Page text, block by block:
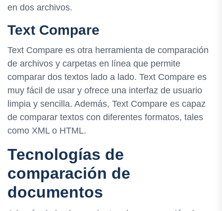
en dos archivos.
Text Compare
Text Compare es otra herramienta de comparación
de archivos y carpetas en línea que permite
comparar dos textos lado a lado. Text Compare es
muy fácil de usar y ofrece una interfaz de usuario
limpia y sencilla. Además, Text Compare es capaz
de comparar textos con diferentes formatos, tales
como XML o HTML.
Tecnologías de
comparación de
documentos